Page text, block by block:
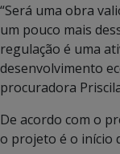
“Será uma obra
um pouco mais
regulação é uma
desenvolvimento
procuradora
De acordo com o
o projeto é o início